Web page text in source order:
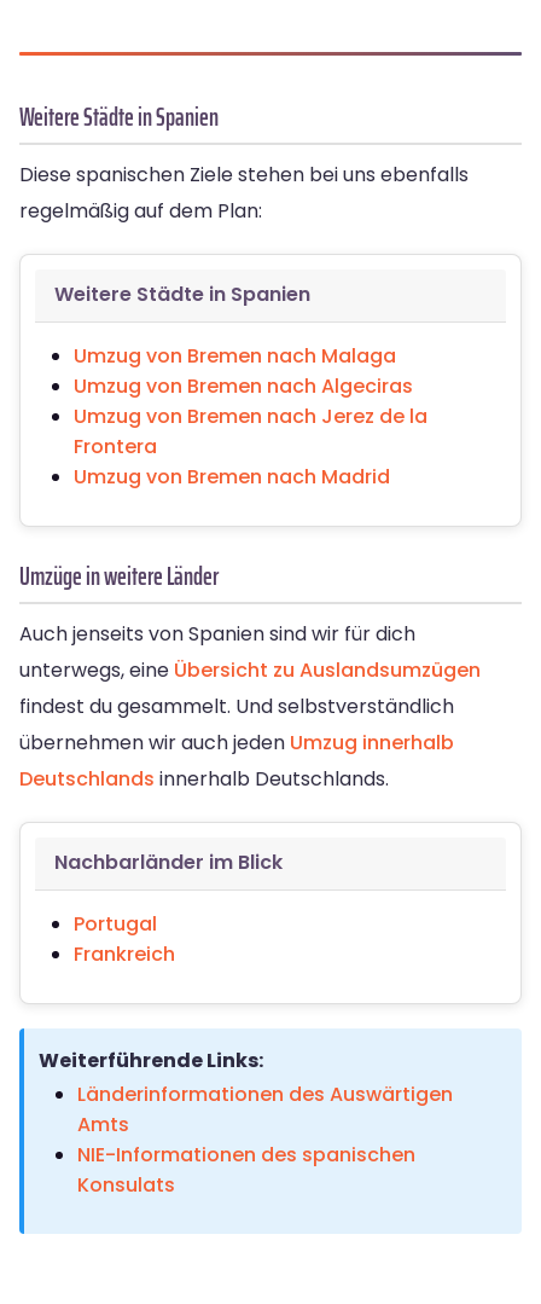
Weitere Städte in Spanien
Diese spanischen Ziele stehen bei uns ebenfalls
regelmäßig auf dem Plan:
Weitere Städte in Spanien
Umzug von Bremen nach Malaga
Umzug von Bremen nach Algeciras
Umzug von Bremen nach Jerez de la
Frontera
Umzug von Bremen nach Madrid
Umzüge in weitere Länder
Auch jenseits von Spanien sind wir für dich
unterwegs, eine Übersicht zu Auslandsumzügen
findest du gesammelt. Und selbstverständlich
übernehmen wir auch jeden Umzug innerhalb
Deutschlands innerhalb Deutschlands.
Nachbarländer im Blick
Portugal
Frankreich
Weiterführende Links:
Länderinformationen des Auswärtigen
Amts
NIE-Informationen des spanischen
Konsulats